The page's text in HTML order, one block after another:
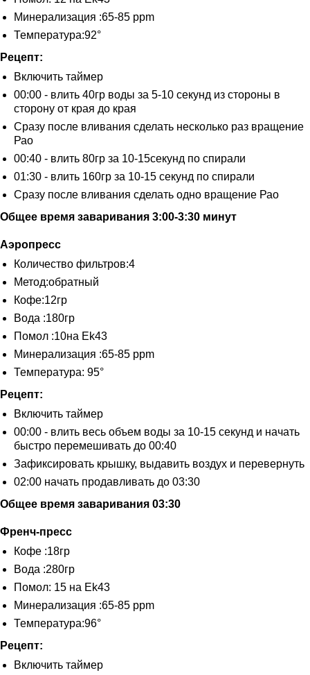
Минерализация :65-85 ppm
Температура:92°
Рецепт:
Включить таймер
00:00 - влить 40гр воды за 5-10 секунд из стороны в
сторону от края до края
Сразу после вливания сделать несколько раз вращение
Рао
00:40 - влить 80гр за 10-15секунд по спирали
01:30 - влить 160гр за 10-15 секунд по спирали
Сразу после вливания сделать одно вращение Рао
Общее время заваривания 3:00-3:30 минут
Аэропресс
Количество фильтров:4
Метод:обратный
Кофе:12гр
Вода :180гр
Помол :10на Ek43
Минерализация :65-85 ppm
Температура: 95°
Рецепт:
Включить таймер
00:00 - влить весь объем воды за 10-15 секунд и начать
быстро перемешивать до 00:40
Зафиксировать крышку, выдавить воздух и перевернуть
02:00 начать продавливать до 03:30
Общее время заваривания 03:30
Френч-пресс
Кофе :18гр
Вода :280гр
Помол: 15 на Ek43
Минерализация :65-85 ppm
Температура:96°
Рецепт:
Включить таймер
КАТАЛОГ
Москва, Фудмолл «ТРИ ВОКЗАЛА Депо»,
Новорязанская ул., 23, стр. 1
КОФЕЙНЯ